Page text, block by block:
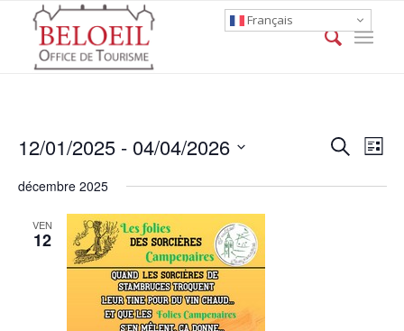
Events
Search
List
12/01/2025 - 04/04/2026
date.
décembre 2025
VEN
12
Français